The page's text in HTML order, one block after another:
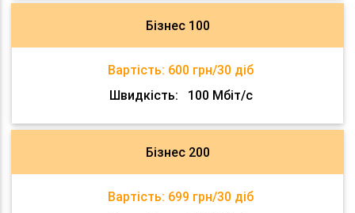
Бізнес 100
Вартість: 600 грн/30 діб
Швидкість:
100 Мбіт/с
Бізнес 200
Вартість: 699 грн/30 діб